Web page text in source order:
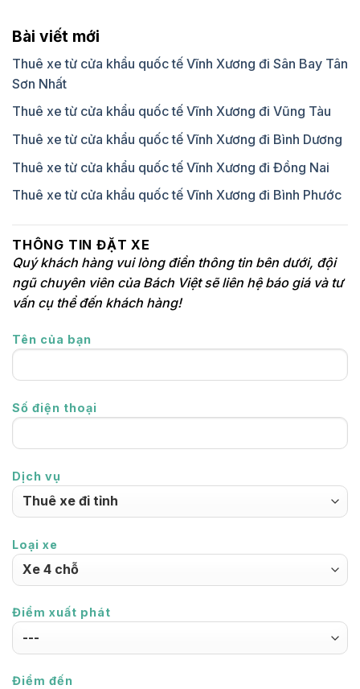
Bài viết mới
Thuê xe từ cửa khẩu quốc tế Vĩnh Xương đi Sân Bay Tân
Sơn Nhất
Thuê xe từ cửa khẩu quốc tế Vĩnh Xương đi Vũng Tàu
Thuê xe từ cửa khẩu quốc tế Vĩnh Xương đi Bình Dương
Thuê xe từ cửa khẩu quốc tế Vĩnh Xương đi Đồng Nai
Thuê xe từ cửa khẩu quốc tế Vĩnh Xương đi Bình Phước
THÔNG TIN ĐẶT XE
Quý khách hàng vui lòng điền thông tin bên dưới, đội
ngũ chuyên viên của Bách Việt sẽ liên hệ báo giá và tư
vấn cụ thể đến khách hàng!
Tên của bạn
Số điện thoại
Dịch vụ
Loại xe
Điểm xuất phát
Điểm đến